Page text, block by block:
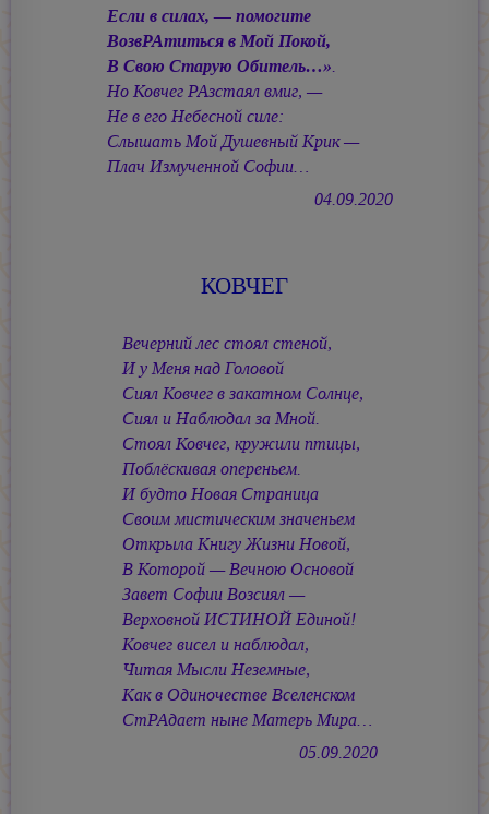
Если в силах, — помогите
ВозвРАтиться в Мой Покой,
В Свою Старую Обитель…».
Но Ковчег РАзстаял вмиг, —
Не в его Небесной силе:
Слышать Мой Душевный Крик —
Плач Измученной Софии…
04.09.2020
КОВЧЕГ
Вечерний лес стоял стеной,
И у Меня над Головой
Сиял Ковчег в закатном Солнце,
Сиял и Наблюдал за Мной.
Стоял Ковчег, кружили птицы,
Поблёскивая опереньем.
И будто Новая Страница
Своим мистическим значеньем
Открыла Книгу Жизни Новой,
В Которой — Вечною Основой
Завет Софии Возсиял —
Верховной ИСТИНОЙ Единой!
Ковчег висел и наблюдал,
Читая Мысли Неземные,
Как в Одиночестве Вселенском
СтРАдает ныне Матерь Мира…
05.09.2020